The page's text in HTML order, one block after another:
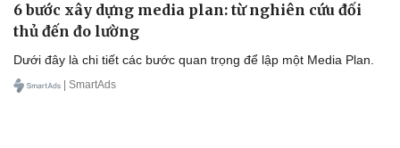
6 bước xây dựng media plan: từ nghiên cứu đối
thủ đến đo lường
Dưới đây là chi tiết các bước quan trọng để lập một Media Plan.
| SmartAds